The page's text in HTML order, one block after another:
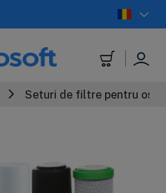
Seturi de filtre pentru